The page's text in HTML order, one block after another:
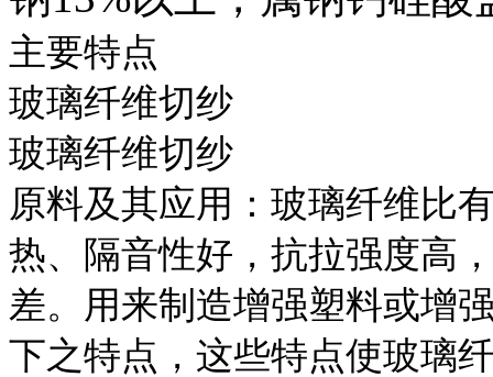
主要特点
玻璃纤维切纱
玻璃纤维切纱
原料及其应用：玻璃纤维比
热、隔音性好，抗拉强度高
差。用来制造增强塑料或增
下之特点，这些特点使玻璃